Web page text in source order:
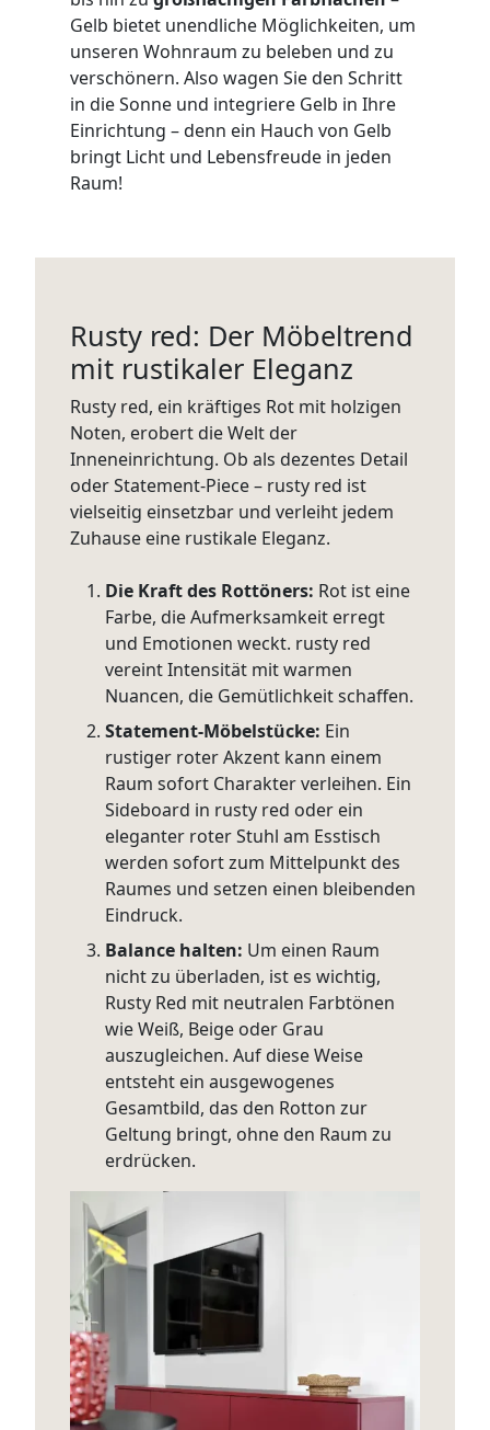
Gelb bietet unendliche Möglichkeiten, um
unseren Wohnraum zu beleben und zu
verschönern. Also wagen Sie den Schritt
in die Sonne und integriere Gelb in Ihre
Einrichtung – denn ein Hauch von Gelb
bringt Licht und Lebensfreude in jeden
Raum!
Rusty red: Der Möbeltrend
mit rustikaler Eleganz
Rusty red, ein kräftiges Rot mit holzigen
Noten, erobert die Welt der
Inneneinrichtung. Ob als dezentes Detail
oder Statement-Piece – rusty red ist
vielseitig einsetzbar und verleiht jedem
Zuhause eine rustikale Eleganz.
Die Kraft des Rottöners: Rot ist eine
Farbe, die Aufmerksamkeit erregt
und Emotionen weckt. rusty red
vereint Intensität mit warmen
Nuancen, die Gemütlichkeit schaffen.
Statement-Möbelstücke: Ein
rustiger roter Akzent kann einem
Raum sofort Charakter verleihen. Ein
Sideboard in rusty red oder ein
eleganter roter Stuhl am Esstisch
werden sofort zum Mittelpunkt des
Raumes und setzen einen bleibenden
Eindruck.
Balance halten: Um einen Raum
nicht zu überladen, ist es wichtig,
Rusty Red mit neutralen Farbtönen
wie Weiß, Beige oder Grau
auszugleichen. Auf diese Weise
entsteht ein ausgewogenes
Gesamtbild, das den Rotton zur
Geltung bringt, ohne den Raum zu
erdrücken.